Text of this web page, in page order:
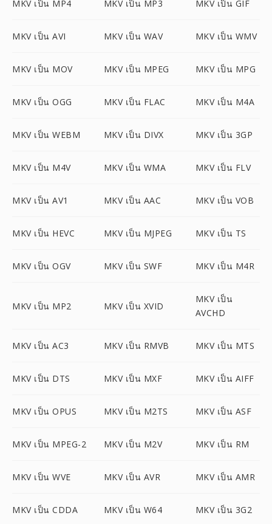
MKV เป็น MP4 MKV เป็น MP3 MKV เป็น GIF
MKV เป็น AVI MKV เป็น WAV MKV เป็น WMV
MKV เป็น MOV MKV เป็น MPEG MKV เป็น MPG
MKV เป็น OGG MKV เป็น FLAC MKV เป็น M4A
MKV เป็น WEBM MKV เป็น DIVX MKV เป็น 3GP
MKV เป็น M4V MKV เป็น WMA MKV เป็น FLV
MKV เป็น AV1 MKV เป็น AAC MKV เป็น VOB
MKV เป็น HEVC MKV เป็น MJPEG MKV เป็น TS
MKV เป็น OGV MKV เป็น SWF MKV เป็น M4R
MKV เป็น MP2 MKV เป็น XVID
MKV เป็น
AVCHD
MKV เป็น AC3 MKV เป็น RMVB MKV เป็น MTS
MKV เป็น DTS MKV เป็น MXF MKV เป็น AIFF
MKV เป็น OPUS MKV เป็น M2TS MKV เป็น ASF
MKV เป็น MPEG-2 MKV เป็น M2V MKV เป็น RM
MKV เป็น WVE MKV เป็น AVR MKV เป็น AMR
MKV เป็น CDDA MKV เป็น W64 MKV เป็น 3G2